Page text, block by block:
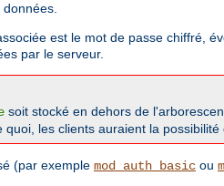
est le mot de passe chiffré,
par le serveur.
soit stocké en dehors de
les clients auraient la
(par exemple mod_auth_basic ou